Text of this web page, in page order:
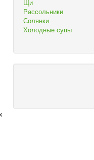
Щи
Рассольники
Солянки
Холодные супы